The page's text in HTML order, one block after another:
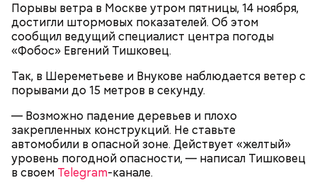
Порывы ветра в Москве утром пятницы, 14 ноября,
достигли штормовых показателей. Об этом
сообщил ведущий специалист центра погоды
«Фобос» Евгений Тишковец.
Так, в Шереметьеве и Внукове наблюдается ветер с
порывами до 15 метров в секунду.
— Возможно падение деревьев и плохо
закрепленных конструкций. Не ставьте
автомобили в опасной зоне. Действует «желтый»
уровень погодной опасности, — написал Тишковец
в своем Telegram-канале.
Где: бульвар Яна Райниса, дом 19, корпус 1.